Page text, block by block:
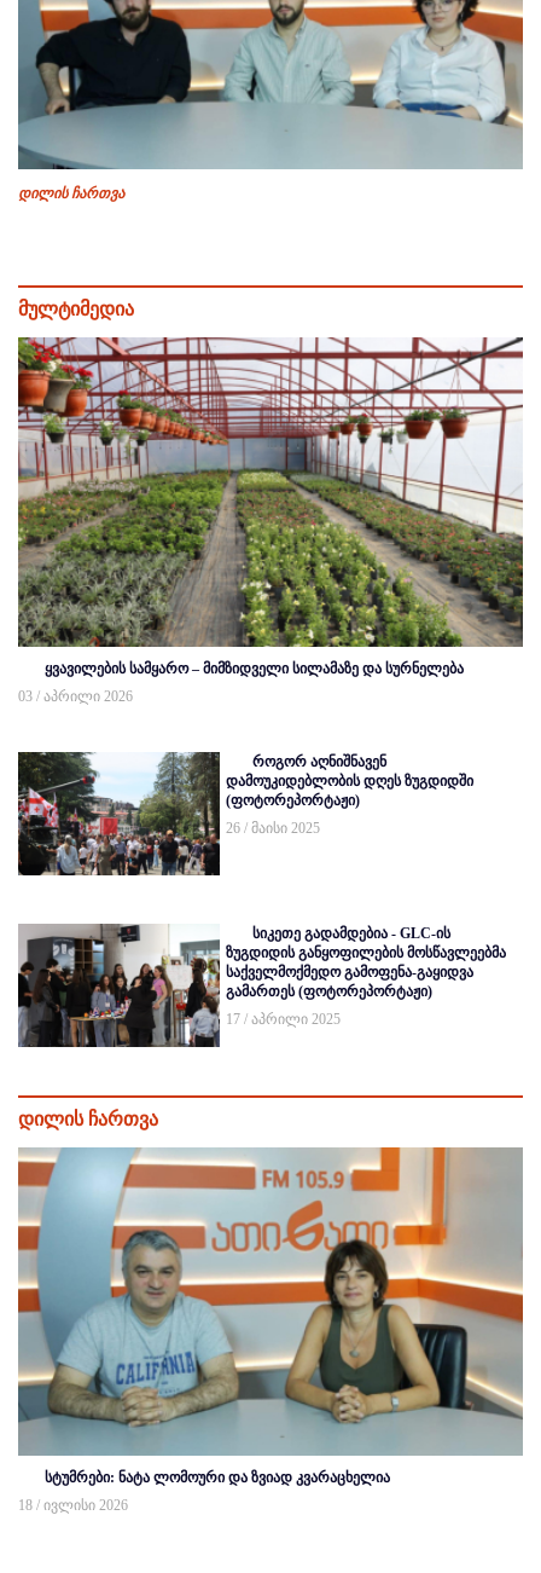
დილის ჩართვა
მულტიმედია
ყვავილების სამყარო – მიმზიდველი სილამაზე და სურნელება
03 / აპრილი 2026
როგორ აღნიშნავენ
დამოუკიდებლობის დღეს ზუგდიდში
(ფოტორეპორტაჟი)
26 / მაისი 2025
სიკეთე გადამდებია - GLC-ის
ზუგდიდის განყოფილების მოსწავლეებმა
საქველმოქმედო გამოფენა-გაყიდვა
გამართეს (ფოტორეპორტაჟი)
17 / აპრილი 2025
დილის ჩართვა
სტუმრები: ნატა ლომოური და ზვიად კვარაცხელია
18 / ივლისი 2026